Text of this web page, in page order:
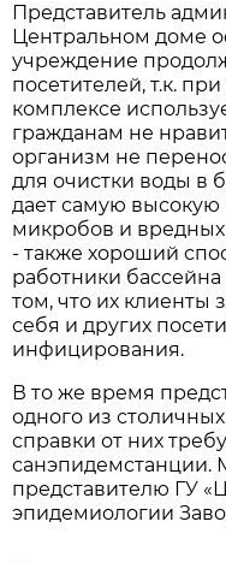
Представитель
Центральном доме
учреждение
посетителей, т.к.
комплексе
гражданам не
организм не
для очистки воды в
дает самую высокую
микробов и
- также хороший
работники
том, что их клиенты
себя и других
инфицирования.
В то же время
одного из
справки от них
санэпидемстанции.
представителю ГУ
эпидемиологии